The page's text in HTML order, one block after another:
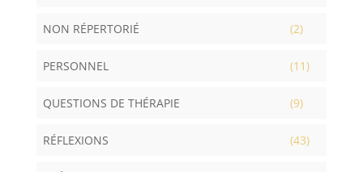
NON RÉPERTORIÉ (2)
PERSONNEL (11)
QUESTIONS DE THÉRAPIE (9)
RÉFLEXIONS (43)